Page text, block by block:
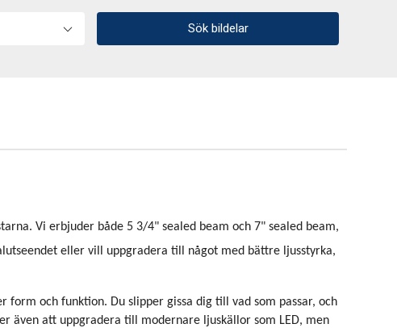
Sök bildelar
Vi erbjuder både 5 3/4" sealed beam och 7" sealed beam,
eller vill uppgradera till något med bättre ljusstyrka,
och funktion. Du slipper gissa dig till vad som passar, och
även att uppgradera till modernare ljuskällor som LED, men